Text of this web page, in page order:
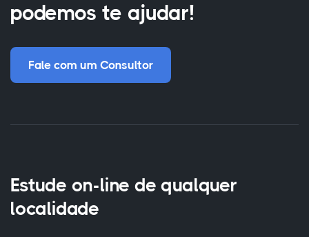
podemos te ajudar!
Fale com um Consultor
Estude on-line de qualquer
localidade